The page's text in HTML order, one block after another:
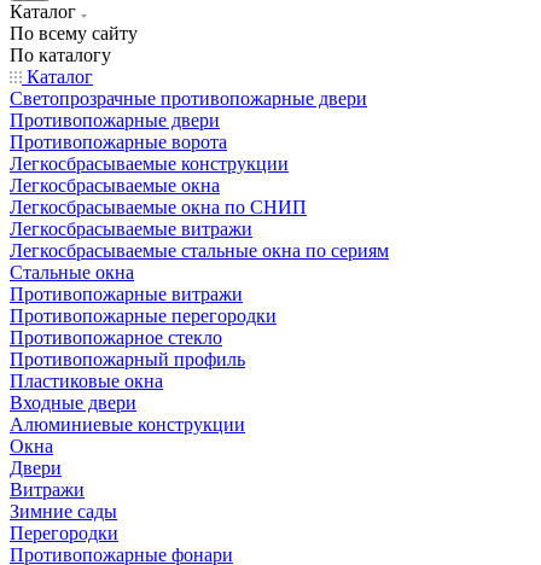
Каталог
По всему сайту
По каталогу
Каталог
Светопрозрачные противопожарные двери
Противопожарные двери
Противопожарные ворота
Легкосбрасываемые конструкции
Легкосбрасываемые окна
Легкосбрасываемые окна по СНИП
Легкосбрасываемые витражи
Легкосбрасываемые стальные окна по сериям
Стальные окна
Противопожарные витражи
Противопожарные перегородки
Противопожарное стекло
Противопожарный профиль
Пластиковые окна
Входные двери
Алюминиевые конструкции
Окна
Двери
Витражи
Зимние сады
Перегородки
Противопожарные фонари